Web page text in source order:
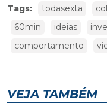
Tags: todasexta
60min
ideias
comportamento
VEJA TAMBÉM